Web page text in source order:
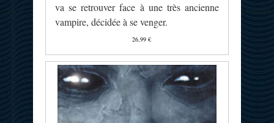
va se retrouver face à une très ancienne
vampire, décidée à se venger.
26,99 €